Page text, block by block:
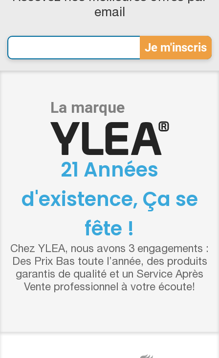
email
21 Années
d'existence, Ça se
fête !
Chez YLEA, nous avons 3 engagements :
Des Prix Bas toute l’année, des produits
garantis de qualité et un Service Après
Vente professionnel à votre écoute!